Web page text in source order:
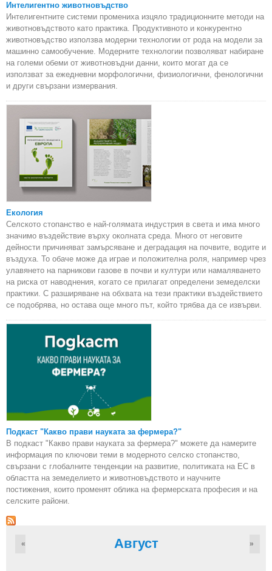
Интелигентно животновъдство
Интелигентните системи промениха изцяло традиционните методи на
животновъдството като практика. Продуктивното и конкурентно
животновъдство използва модерни технологии от рода на модели за
машинно самообучение. Модерните технологии позволяват набиране
на големи обеми от животновъдни данни, които могат да се
използват за ежедневни морфологични, физиологични, фенологични
и други свързани измервания.
Екология
Селското стопанство е най-голямата индустрия в света и има много
значимо въздействие върху околната среда. Много от неговите
дейности причиняват замърсяване и деградация на почвите, водите и
въздуха. То обаче може да играе и положителна роля, например чрез
улавянето на парникови газове в почви и култури или намаляването
на риска от наводнения, когато се прилагат определени земеделски
практики. С разширяване на обхвата на тези практики въздействието
се подобрява, но остава още много път, който трябва да се извърви.
Подкаст "Какво прави науката за фермера?"
В подкаст "Какво прави науката за фермера?" можете да намерите
информация по ключови теми в модерното селско стопанство,
свързани с глобалните тенденции на развитие, политиката на ЕС в
областта на земеделието и животновъдството и научните
постижения, които променят облика на фермерската професия и на
селските райони.
Август
« »